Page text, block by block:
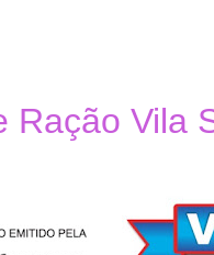
Ração Vila